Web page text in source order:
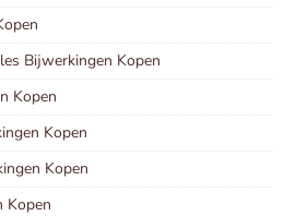
Bijwerkingen Kopen
Kopen
Kopen
Kopen
Kopen